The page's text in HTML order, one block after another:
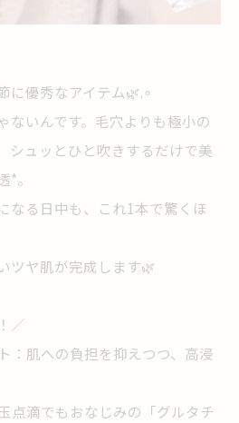
に優秀なアイテム🌿.∘
ないんです。毛穴よりも極小の
シュッとひと吹きするだけで美
。
なる日中も、これ1本で驚くほ
ツヤ肌が完成します🌿
／
：肌への負担を抑えつつ、高浸
点滴でもおなじみの「グルタチ